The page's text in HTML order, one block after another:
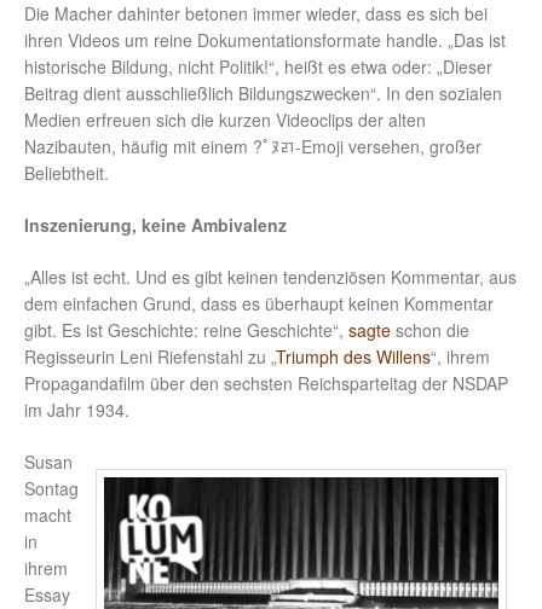
Die Macher dahinter betonen immer wieder, dass es sich bei
ihren Videos um reine Dokumentationsformate handle. „Das ist
historische Bildung, nicht Politik!“, heißt es etwa oder: „Dieser
Beitrag dient ausschließlich Bildungszwecken“. In den sozialen
Medien erfreuen sich die kurzen Videoclips der alten
Nazibauten, häufig mit einem ?￰ﾟﾇﾪ-Emoji versehen, großer
Beliebtheit.
Inszenierung, keine Ambivalenz
„Alles ist echt. Und es gibt keinen tendenziösen Kommentar, aus
dem einfachen Grund, dass es überhaupt keinen Kommentar
gibt. Es ist Geschichte: reine Geschichte“, sagte schon die
Regisseurin Leni Riefenstahl zu „Triumph des Willens“, ihrem
Propagandafilm über den sechsten Reichsparteitag der NSDAP
im Jahr 1934.
Susan
Sontag
macht
in
ihrem
Essay